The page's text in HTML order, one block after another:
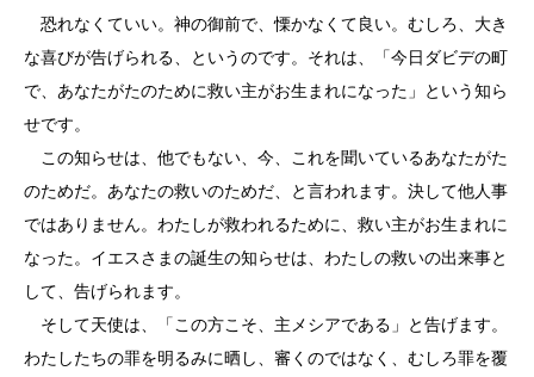
恐れなくていい。神の御前で、慄かなくて良い。むしろ、大き
な喜びが告げられる、というのです。それは、「今日ダビデの町
で、あなたがたのために救い主がお生まれになった」という知ら
せです。
この知らせは、他でもない、今、これを聞いているあなたがた
のためだ。あなたの救いのためだ、と言われます。決して他人事
ではありません。わたしが救われるために、救い主がお生まれに
なった。イエスさまの誕生の知らせは、わたしの救いの出来事と
して、告げられます。
そして天使は、「この方こそ、主メシアである」と告げます。
わたしたちの罪を明るみに晒し、審くのではなく、むしろ罪を覆